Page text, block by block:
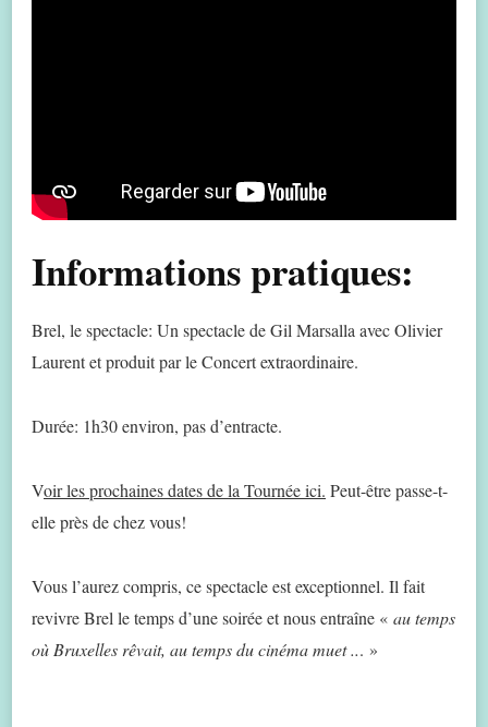
Informations pratiques:
Brel, le spectacle: Un spectacle de Gil Marsalla avec Olivier
Laurent et produit par le Concert extraordinaire.
Durée: 1h30 environ, pas d’entracte.
Voir les prochaines dates de la Tournée ici. Peut-être passe-t-
elle près de chez vous!
Vous l’aurez compris, ce spectacle est exceptionnel. Il fait
revivre Brel le temps d’une soirée et nous entraîne « au temps
où Bruxelles rêvait, au temps du cinéma muet ... »